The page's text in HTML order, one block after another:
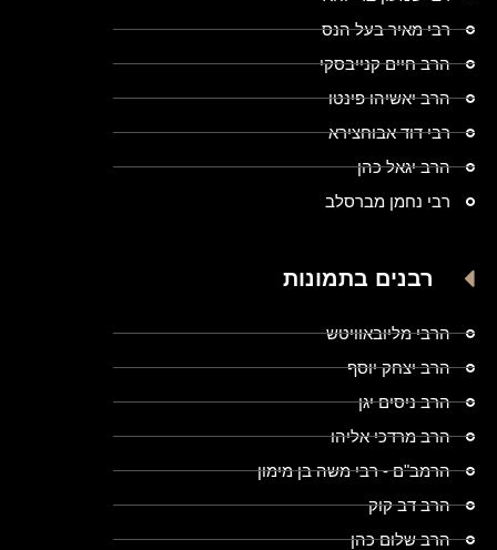
רבי מאיר בעל הנס
הרב חיים קנייבסקי
הרב יאשיהו פינטו
רבי דוד אבוחצירא
הרב יגאל כהן
רבי נחמן מברסלב
רבנים בתמונות
הרבי מליובאוויטש
הרב יצחק יוסף
הרב ניסים יגן
הרב מרדכי אליהו
הרמב"ם - רבי משה בן מימון
הרב דב קוק
הרב שלום כהן